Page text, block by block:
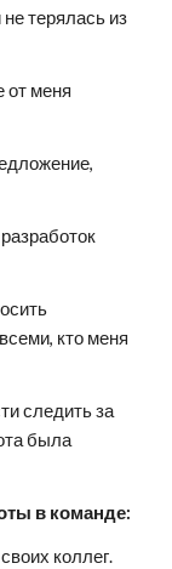
терялась из
от меня
кто меня
следить за
была
в команде:
коллег.